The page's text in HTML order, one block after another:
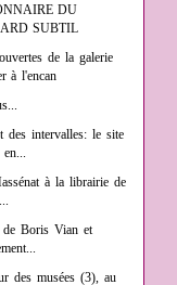
DU
SUBTIL
de la galerie
à l'encan
des intervalles: le site
à la librairie de
de Boris Vian et
des musées (3), au